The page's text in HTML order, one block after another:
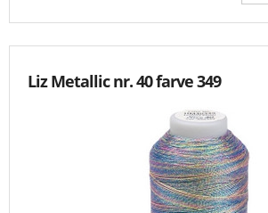
Liz Metallic nr. 40 farve 349